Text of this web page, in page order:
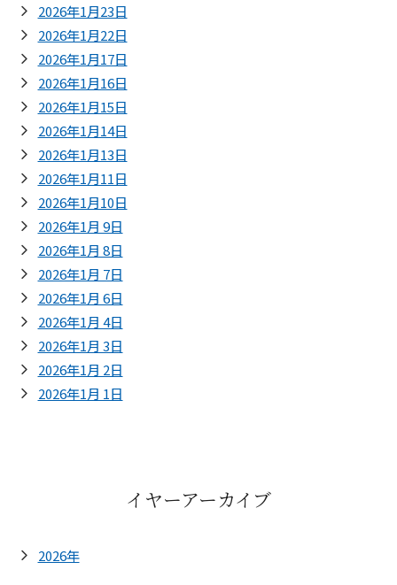
2026年1月23日
2026年1月22日
2026年1月17日
2026年1月16日
2026年1月15日
2026年1月14日
2026年1月13日
2026年1月11日
2026年1月10日
2026年1月 9日
2026年1月 8日
2026年1月 7日
2026年1月 6日
2026年1月 4日
2026年1月 3日
2026年1月 2日
2026年1月 1日
イヤーアーカイブ
2026年